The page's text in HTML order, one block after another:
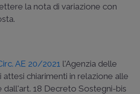
la nota di variazione con
AE 20/2021 l'Agenzia delle
chiarimenti in relazione alle
18 Decreto Sostegni-bis